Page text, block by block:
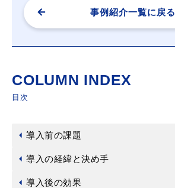
事例紹介一覧に戻る
COLUMN INDEX
目次
導入前の課題
導入の経緯と決め手
導入後の効果